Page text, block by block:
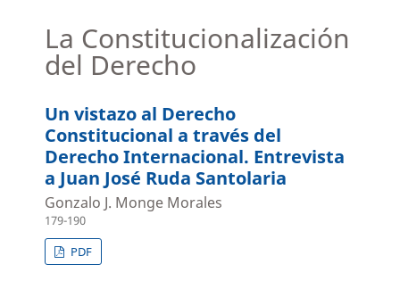
La Constitucionalización
del Derecho
Un vistazo al Derecho
Constitucional a través del
Derecho Internacional. Entrevista
a Juan José Ruda Santolaria
Gonzalo J. Monge Morales
179-190
PDF